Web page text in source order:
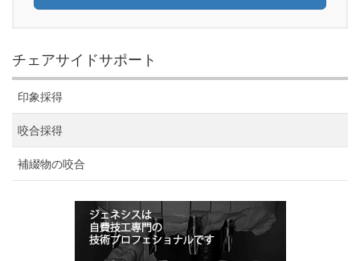
チェアサイドサポート
印象採得
咬合採得
補綴物の咬合